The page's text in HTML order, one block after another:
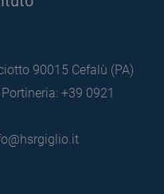
90015 Cefalù (PA)
Portineria: +39 0921